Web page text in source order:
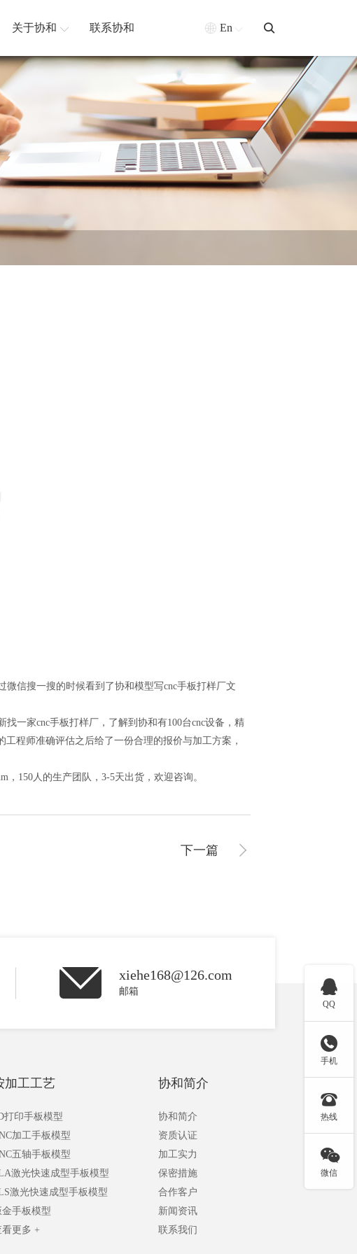
关于协和 联系协和 En
信搜一搜的时候看到了协和模型写cnc手板打样厂文
一家cnc手板打样厂，了解到协和有100台cnc设备，精
程师准确评估之后给了一份合理的报价与加工方案，
150人的生产团队，3-5天出货，欢迎咨询。
下一篇
xiehe168@126.com
邮箱
加工工艺
打印手板模型
加工手板模型
五轴手板模型
激光快速成型手板模型
激光快速成型手板模型
金手板模型
看更多 +
协和简介
协和简介
资质认证
加工实力
保密措施
合作客户
新闻资讯
联系我们

QQ

手机

热线

微信